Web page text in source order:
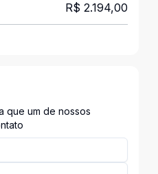
R$ 2.194,00
que um de nossos